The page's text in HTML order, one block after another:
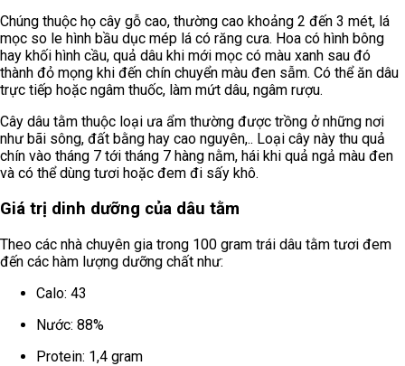
Chúng thuộc họ cây gỗ cao, thường cao khoảng 2 đến 3 mét, lá
mọc so le hình bầu dục mép lá có răng cưa. Hoa có hình bông
hay khối hình cầu, quả dâu khi mới mọc có màu xanh sau đó
thành đỏ mọng khi đến chín chuyển màu đen sẫm. Có thể ăn dâu
trực tiếp hoặc ngâm thuốc, làm mứt dâu, ngâm rượu.
Cây dâu tằm thuộc loại ưa ẩm thường được trồng ở những nơi
như bãi sông, đất bằng hay cao nguyên,.. Loại cây này thu quả
chín vào tháng 7 tới tháng 7 hàng nằm, hái khi quả ngả màu đen
và có thể dùng tươi hoặc đem đi sấy khô.
Giá trị dinh dưỡng của dâu tằm
Theo các nhà chuyên gia trong 100 gram trái dâu tằm tươi đem
đến các hàm lượng dưỡng chất như:
Calo: 43
Nước: 88%
Protein: 1,4 gram